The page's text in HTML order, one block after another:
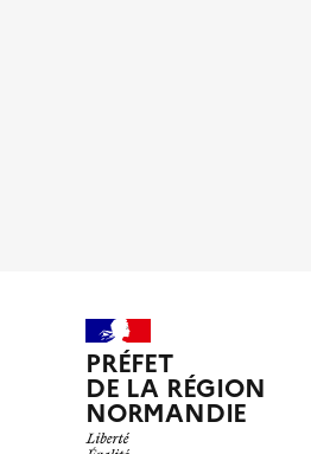
PRÉFET
DE LA RÉGION
NORMANDIE